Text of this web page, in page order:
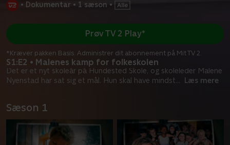
• Dokumentar • 1 sæson •
S1:E2 • Malenes kamp for folkeskolen
Det er et nyt skoleår på Hundested Skole, og skoleleder Malene
Nyenstad har sat sig et mål. Hun skal have mindst... Læs mere
Prøv TV 2 Play*
*Kræver pakken Basis. Administrer dit abonnement på Mit TV 2.
Sæson 1